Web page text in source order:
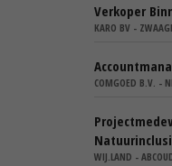
Verkoper
KARO BV -
COMGOED B.V. - NL
WIJ.LAND -